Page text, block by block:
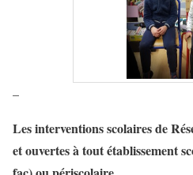
–
Les interventions scolaires de
et ouvertes à tout établissement